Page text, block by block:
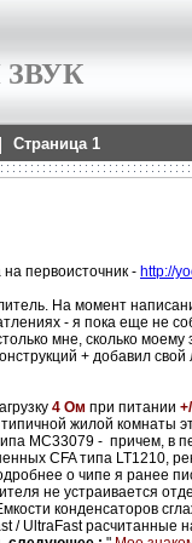
- http://
На момент
- я пока еще не
мне, сколько
+ добавил
4 Ом при питании
жилой комнаты
MC33079 - причем, в
CFA типа LT1210,
о чипе я ранее
не устраивается
конденсаторов
/ UltraFast расчитанные
Страница 1